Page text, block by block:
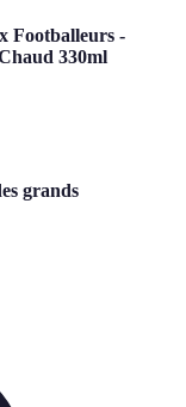
Footballeurs -
330ml
grands